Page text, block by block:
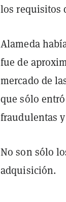
los requisitos
Alameda
fue de
mercado de
que sólo
fraudulentas
No son sólo
adquisición.